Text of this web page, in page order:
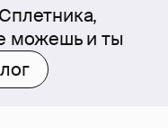
можешь и ты